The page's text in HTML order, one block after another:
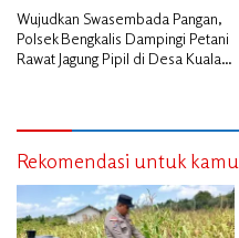
Wujudkan Swasembada Pangan,
Polsek Bengkalis Dampingi Petani
Rawat Jagung Pipil di Desa Kuala
Rekomendasi untuk kamu